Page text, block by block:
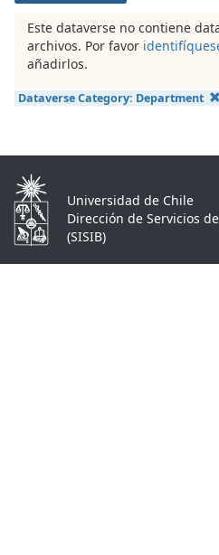
Este dataverse no contiene
archivos. Por favor
añadirlos.
Dataverse Category: Department
Universidad de Chile
Dirección de Servicios
(SISIB)